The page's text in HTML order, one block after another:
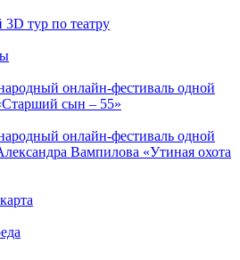
тур по театру
онлайн-фестиваль одной
сын – 55»
онлайн-фестиваль одной
Вампилова «Утиная охота